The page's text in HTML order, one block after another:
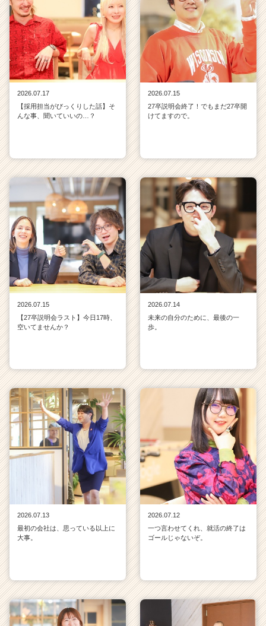
2026.07.17
【採用担当がびっくりした話】そ
んな事、聞いていいの…？
2026.07.15
27卒説明会終了！でもまだ27卒開
けてますので。
2026.07.15
【27卒説明会ラスト】今日17時、
空いてませんか？
2026.07.14
未来の自分のために、最後の一
歩。
2026.07.13
最初の会社は、思っている以上に
大事。
2026.07.12
一つ言わせてくれ、就活の終了は
ゴールじゃないぞ。